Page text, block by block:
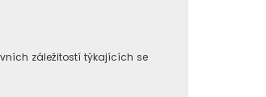
záležitostí týkajících se